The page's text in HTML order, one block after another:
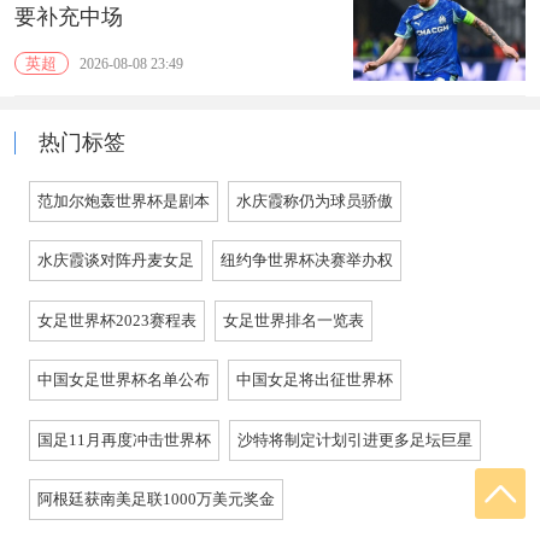
要补充中场
英超 2026-08-08 23:49
热门标签
范加尔炮轰世界杯是剧本 水庆霞称仍为球员骄傲
水庆霞谈对阵丹麦女足 纽约争世界杯决赛举办权
女足世界杯2023赛程表 女足世界排名一览表
中国女足世界杯名单公布 中国女足将出征世界杯
国足11月再度冲击世界杯 沙特将制定计划引进更多足坛巨星
阿根廷获南美足联1000万美元奖金